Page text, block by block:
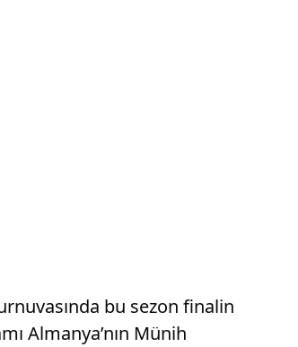
bu sezon finalin
Almanya’nın Münih